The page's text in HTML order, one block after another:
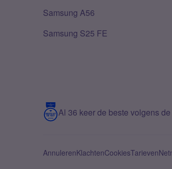
Samsung A56
Samsung S25 FE
Al 36 keer de beste volgens
AnnulerenKlachtenCookiesTarieven